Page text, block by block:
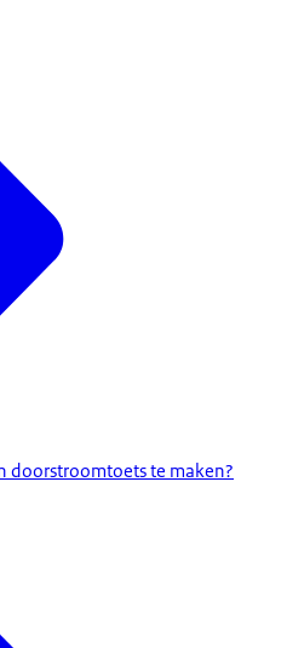
doorstroomtoets te maken?